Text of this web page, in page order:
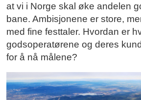
at vi i Norge skal øke andelen
bane. Ambisjonene er store,
med fine festtaler. Hvordan er
godsoperatørene og deres
for å nå målene?